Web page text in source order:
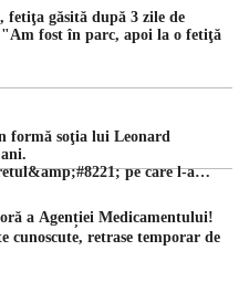
găsită după 3 zile de
fost în parc, apoi la o fetiţă
formă soţia lui Leonard
pe care l-a
a Agenției Medicamentului!
cunoscute, retrase temporar de